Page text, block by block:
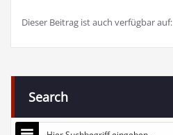
Dieser Beitrag ist auch verfügbar auf:
Search